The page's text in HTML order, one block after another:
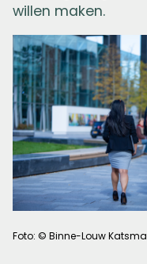
willen maken.
Foto: © Binne-Louw Katsma